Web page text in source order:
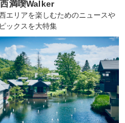
満喫Walker
エリアを楽しむためのニュースや
ックスを大特集